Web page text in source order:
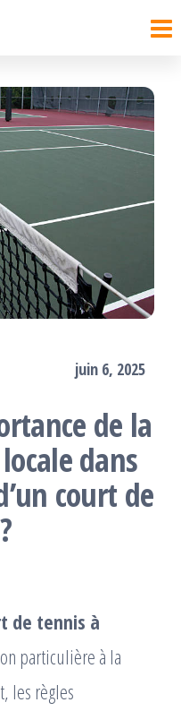
juin 6, 2025
de la
dans
court de
de tennis à
particulière à la
les règles